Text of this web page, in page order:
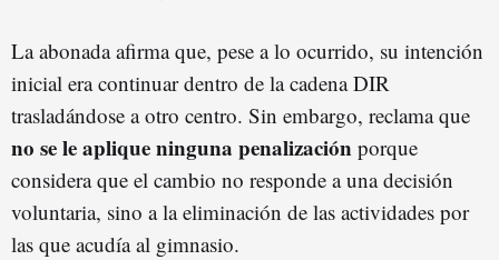
La abonada afirma que, pese a lo ocurrido, su intención
inicial era continuar dentro de la cadena DIR
trasladándose a otro centro. Sin embargo, reclama que
no se le aplique ninguna penalización porque
considera que el cambio no responde a una decisión
voluntaria, sino a la eliminación de las actividades por
las que acudía al gimnasio.